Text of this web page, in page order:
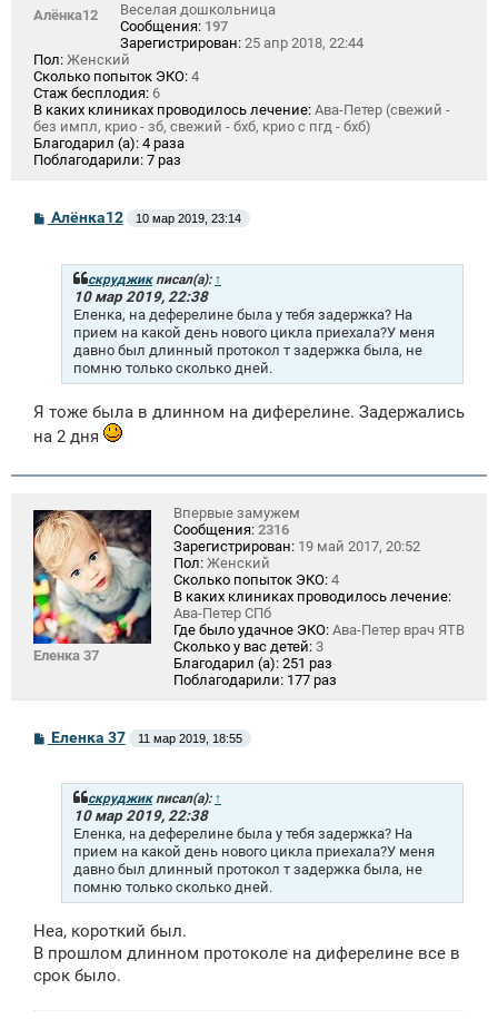
Алёнка12
Веселая дошкольница
Сообщения: 197
Зарегистрирован: 25 апр 2018, 22:44
Пол: Женский
Сколько попыток ЭКО: 4
Стаж бесплодия: 6
В каких клиниках проводилось лечение: Ава-Петер (свежий -
без импл, крио - зб, свежий - бхб, крио с пгд - бхб)
Благодарил (а): 4 раза
Поблагодарили: 7 раз
С
Алёнка12 10 мар 2019, 23:14
скруджикписал(а): ↑
10 мар 2019, 22:38
Еленка, на деферелине была у тебя задержка? На
прием на какой день нового цикла приехала?У меня
давно был длинный протокол т задержка была, не
помню только сколько дней.
Я тоже была в длинном на диферелине. Задержались
на 2 дня
Еленка 37
Впервые замужем
Сообщения: 2316
Зарегистрирован: 19 май 2017, 20:52
Пол: Женский
Сколько попыток ЭКО: 4
В каких клиниках проводилось лечение:
Ава-Петер СПб
Где было удачное ЭКО: Ава-Петер врач ЯТВ
Сколько у вас детей: 3
Благодарил (а): 251 раз
Поблагодарили: 177 раз
С
о
Еленка 37 11 мар 2019, 18:55
скруджикписал(а): ↑
10 мар 2019, 22:38
Еленка, на деферелине была у тебя задержка? На
прием на какой день нового цикла приехала?У меня
давно был длинный протокол т задержка была, не
помню только сколько дней.
Неа, короткий был.
В прошлом длинном протоколе на диферелине все в
срок было.